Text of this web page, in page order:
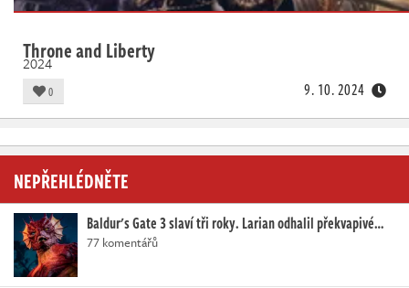
Throne and Liberty
2024
0 9. 10. 2024
NEPŘEHLÉDNĚTE
Baldur's Gate 3 slaví tři roky. Larian odhalil překvapivé…
77 komentářů